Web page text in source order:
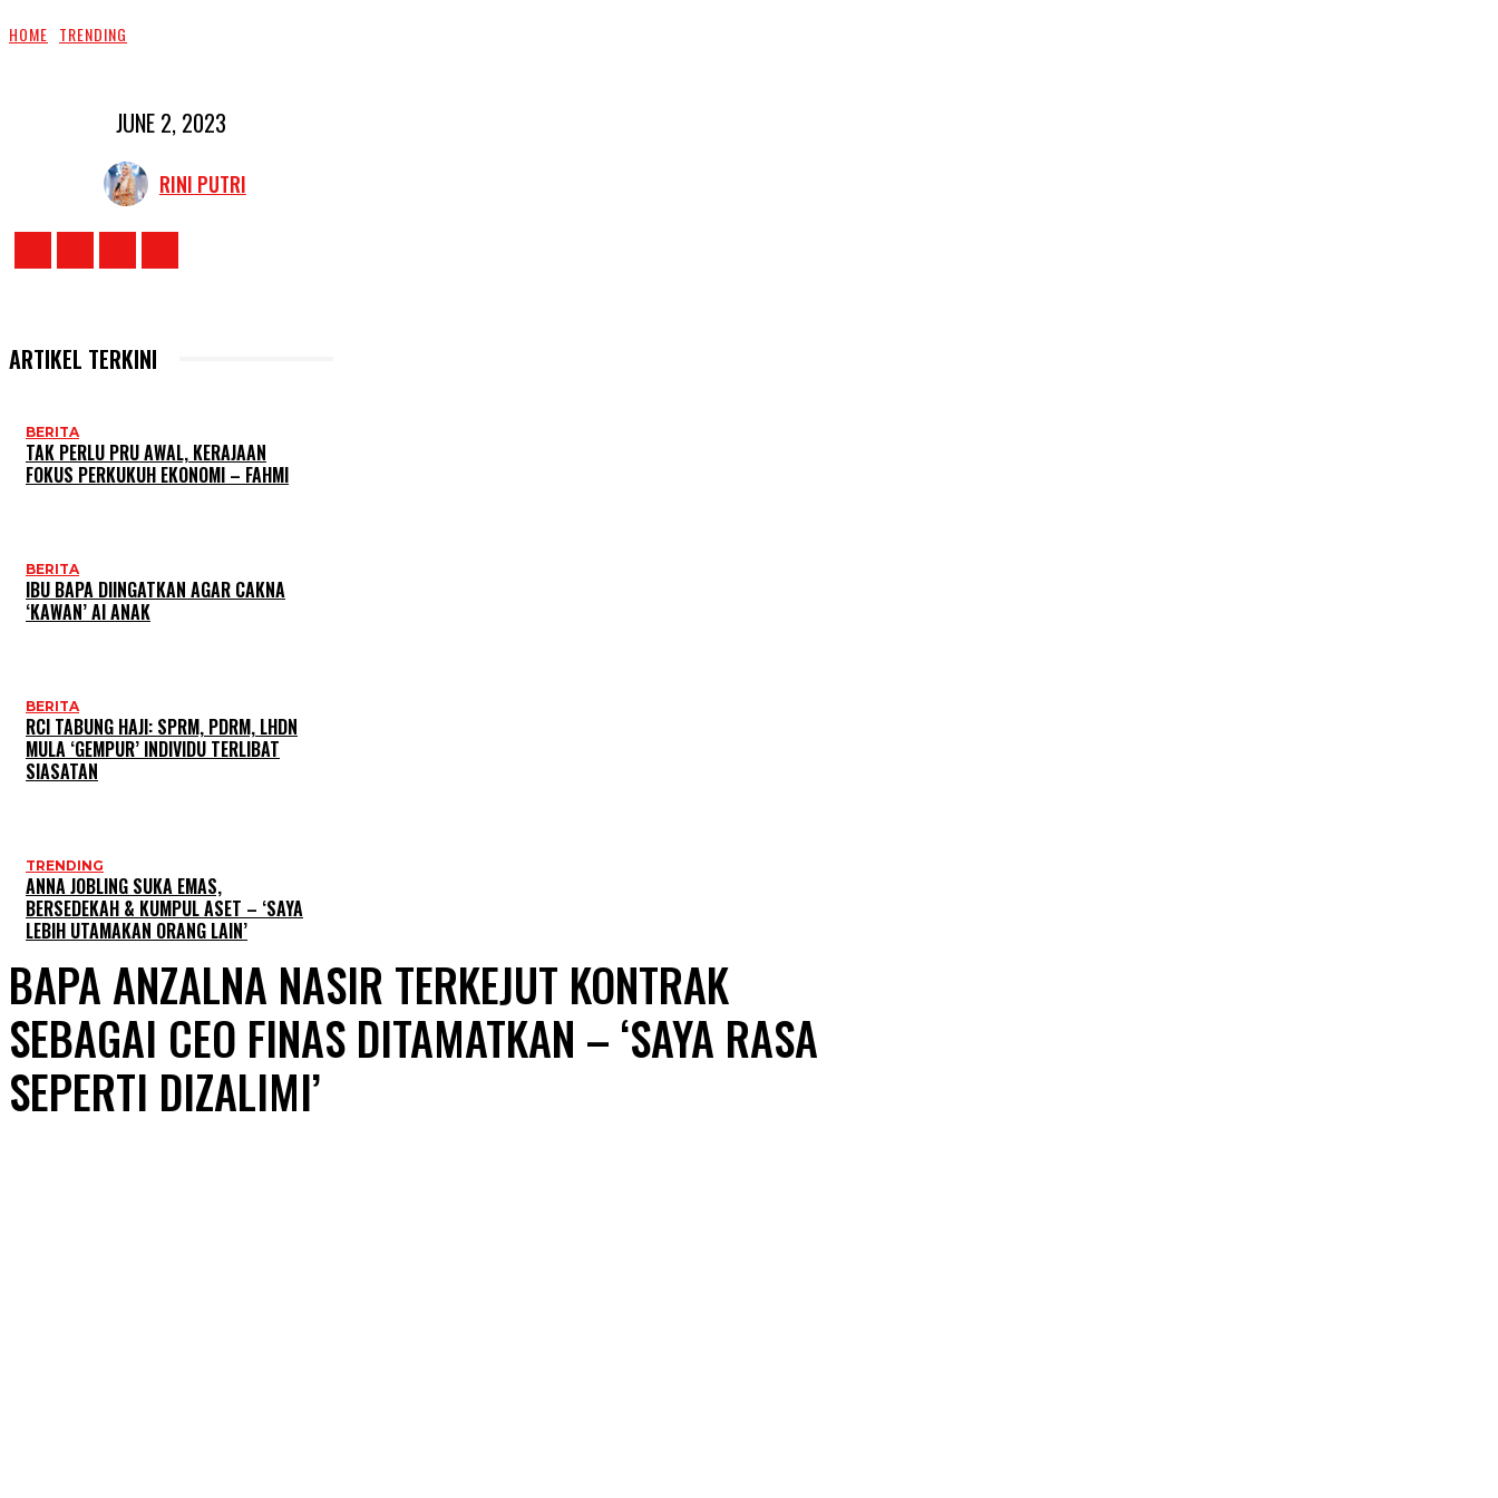
HOME TRENDING
JUNE 2, 2023
RINI PUTRI
ARTIKEL TERKINI
BERITA
TAK PERLU PRU AWAL, KERAJAAN
FOKUS PERKUKUH EKONOMI – FAHMI
BERITA
IBU BAPA DIINGATKAN AGAR CAKNA
‘KAWAN’ AI ANAK
BERITA
RCI TABUNG HAJI: SPRM, PDRM, LHDN
MULA ‘GEMPUR’ INDIVIDU TERLIBAT
SIASATAN
TRENDING
ANNA JOBLING SUKA EMAS,
BERSEDEKAH & KUMPUL ASET – ‘SAYA
LEBIH UTAMAKAN ORANG LAIN’
BAPA ANZALNA NASIR TERKEJUT KONTRAK
SEBAGAI CEO FINAS DITAMATKAN – ‘SAYA RASA
SEPERTI DIZALIMI’